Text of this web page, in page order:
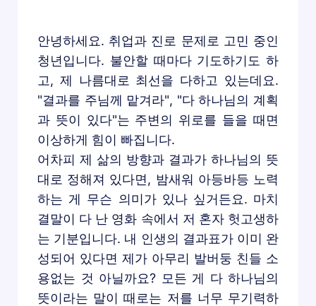
안녕하세요. 취업과 진로 문제로 고민 중인
청년입니다. 불안할 때마다 기도하기도 하
고, 제 나름대로 최선을 다하고 있는데요.
"결과를 주님께 맡겨라", "다 하나님의 계획
과 뜻이 있다"는 주변의 위로를 들을 때면
이상하게 힘이 빠집니다.
어차피 제 삶의 방향과 결과가 하나님의 뜻
대로 정해져 있다면, 밤새워 아등바등 노력
하는 게 무슨 의미가 있나 싶거든요. 마치
결말이 다 난 영화 속에서 저 혼자 헛고생하
는 기분입니다. 내 인생의 결과표가 이미 완
성되어 있다면 제가 아무리 발버둥 친들 소
용없는 것 아닐까요? 모든 게 다 하나님의
뜻이라는 말이 때로는 저를 너무 무기력하